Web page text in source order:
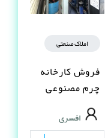
املاک صنعتی
فروش کارخانه
چرم مصنوعى
PVC در شیراز
افسری